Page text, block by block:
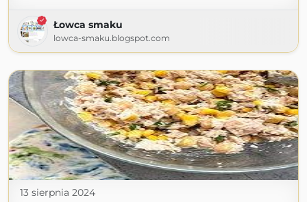
Łowca smaku
lowca-smaku.blogspot.com
13 sierpnia 2024